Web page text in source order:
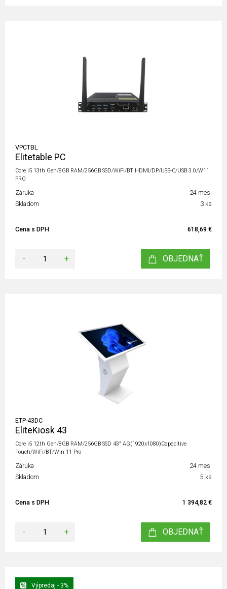
VPCTBL
Elitetable PC
Core i5 13th Gen/8GB RAM/256GB SSD/WiFi/BT HDMI/DP/USB-C/USB 3.0/W11
PRO
Záruka
24 mes.
Skladom
3 ks
Cena s DPH 618,69 €
- + OBJEDNAŤ
ETP-43DC
EliteKiosk 43
Core i5 12th Gen/8GB RAM/256GB SSD 43" AG(1920x1080)Capacitive
Touch/WiFi/BT/Win 11 Pro
Záruka
24 mes.
Skladom
5 ks
Cena s DPH 1 394,82 €
- + OBJEDNAŤ
Výpredaj - 3%